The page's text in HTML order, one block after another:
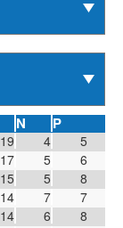
N P
19 4
5
17 5
6
15 5
8
14 7
7
14 6
8